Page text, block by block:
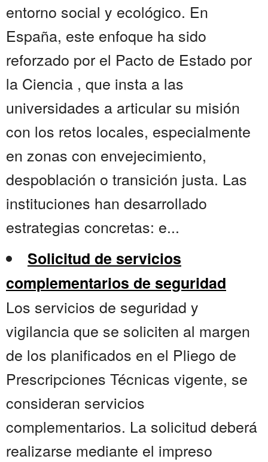
entorno social y ecológico. En
España, este enfoque ha sido
reforzado por el Pacto de Estado por
la Ciencia , que insta a las
universidades a articular su misión
con los retos locales, especialmente
en zonas con envejecimiento,
despoblación o transición justa. Las
instituciones han desarrollado
estrategias concretas: e...
Solicitud de servicios
complementarios de seguridad
Los servicios de seguridad y
vigilancia que se soliciten al margen
de los planificados en el Pliego de
Prescripciones Técnicas vigente, se
consideran servicios
complementarios. La solicitud deberá
realizarse mediante el impreso